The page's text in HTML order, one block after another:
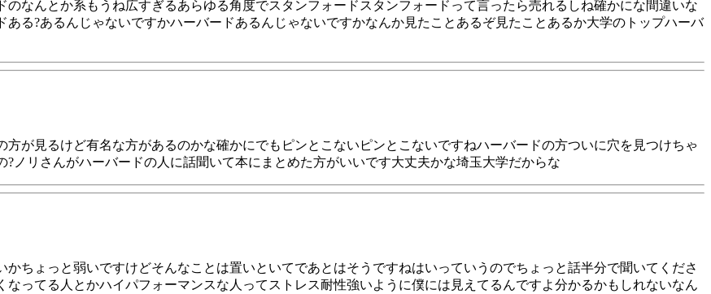
なんとか系もうね広すぎるあらゆる角度でスタンフォードスタンフォードって言ったら売れるしね確かにな間違いな
る?あるんじゃないですかハーバードあるんじゃないですかなんか見たことあるぞ見たことあるか大学のトップハーバ
が見るけど有名な方があるのかな確かにでもピンとこないピンとこないですねハーバードの方ついに穴を見つけちゃ
ノリさんがハーバードの人に話聞いて本にまとめた方がいいです大丈夫かな埼玉大学だからな
ちょっと弱いですけどそんなことは置いといてであとはそうですねはいっていうのでちょっと話半分で聞いてくださ
ってる人とかハイパフォーマンスな人ってストレス耐性強いように僕には見えてるんですよ分かるかもしれないなん